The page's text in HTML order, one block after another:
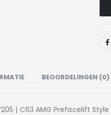
BEOORDELINGEN (0)
| C63 AMG Prefacelift Style